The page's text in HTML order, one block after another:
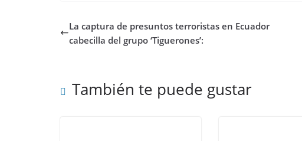
La captura de presuntos terroristas en Ecuador
cabecilla del grupo ‘Tiguerones’:
También te puede gustar